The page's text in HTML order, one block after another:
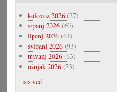
kolovoz 2026 (27)
srpanj 2026 (60)
lipanj 2026 (62)
svibanj 2026 (93)
travanj 2026 (63)
ožujak 2026 (73)
>> već